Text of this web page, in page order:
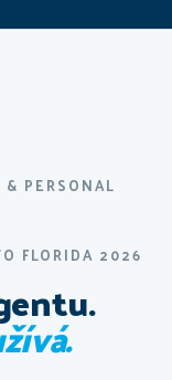
PERSONAL
FLORIDA 2026